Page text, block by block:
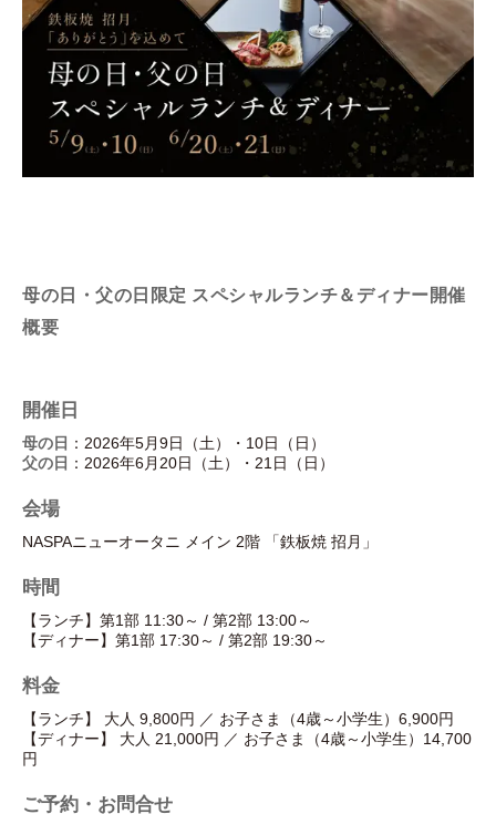
母の日・父の日限定 スペシャルランチ＆ディナー開催
概要
開催日
母の日 ：2026年5月9日（土）・10日（日）
父の日 ：2026年6月20日（土）・21日（日）
会場
NASPAニューオータニ メイン 2階 「鉄板焼 招月」
時間
【ランチ】第1部 11:30～ / 第2部 13:00～
【ディナー】第1部 17:30～ / 第2部 19:30～
料金
【ランチ】 大人 9,800円 ／ お子さま（4歳～小学生）6,900円
【ディナー】 大人 21,000円 ／ お子さま（4歳～小学生）14,700
円
ご予約・お問合せ